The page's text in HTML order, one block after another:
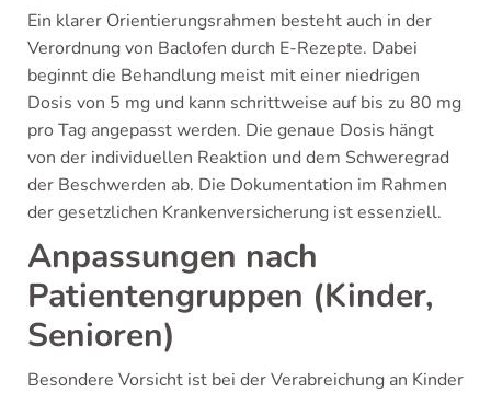
Ein klarer Orientierungsrahmen besteht auch in der
Verordnung von Baclofen durch E-Rezepte. Dabei
beginnt die Behandlung meist mit einer niedrigen
Dosis von 5 mg und kann schrittweise auf bis zu 80 mg
pro Tag angepasst werden. Die genaue Dosis hängt
von der individuellen Reaktion und dem Schweregrad
der Beschwerden ab. Die Dokumentation im Rahmen
der gesetzlichen Krankenversicherung ist essenziell.
Anpassungen nach
Patientengruppen (Kinder,
Senioren)
Besondere Vorsicht ist bei der Verabreichung an Kinder